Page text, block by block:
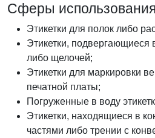
Сферы использования
Этикетки для полок либо
Этикетки, подвергающиеся
либо щелочей;
Этикетки для маркировки
печатной платы;
Погруженные в воду
Этикетки, находящиеся в
частями либо трении с